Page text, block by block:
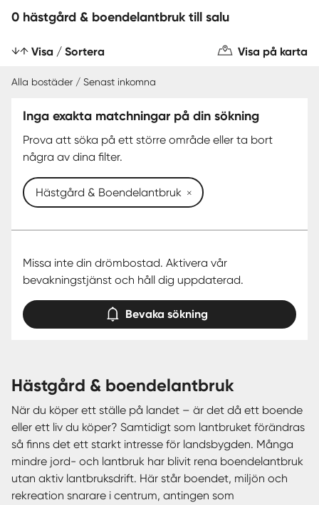
0 hästgård & boendelantbruk till salu
Visa / Sortera Visa på karta
Alla bostäder / Senast inkomna
Inga exakta matchningar på din sökning
Prova att söka på ett större område eller ta bort
några av dina filter.
Hästgård & Boendelantbruk
Missa inte din drömbostad. Aktivera vår
bevakningstjänst och håll dig uppdaterad.
Bevaka sökning
hästgård & boendelantbruk
När du köper ett ställe på landet – är det då ett boende
eller ett liv du köper? Samtidigt som lantbruket förändras
så finns det ett starkt intresse för landsbygden. Många
mindre jord- och lantbruk har blivit rena boendelantbruk
utan aktiv lantbruksdrift. Här står boendet, miljön och
rekreation snarare i centrum, antingen som